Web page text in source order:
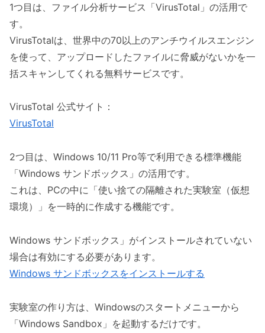
1つ目は、ファイル分析サービス「VirusTotal」の活用で
す。
VirusTotalは、世界中の70以上のアンチウイルスエンジン
を使って、アップロードしたファイルに脅威がないかを一
括スキャンしてくれる無料サービスです。
VirusTotal 公式サイト：
VirusTotal
2つ目は、Windows 10/11 Pro等で利用できる標準機能
「Windows サンドボックス」の活用です。
これは、PCの中に「使い捨ての隔離された実験室（仮想
環境）」を一時的に作成する機能です。
Windows サンドボックス」がインストールされていない
場合は有効にする必要があります。
Windows サンドボックスをインストールする
実験室の作り方は、Windowsのスタートメニューから
「Windows Sandbox」を起動するだけです。